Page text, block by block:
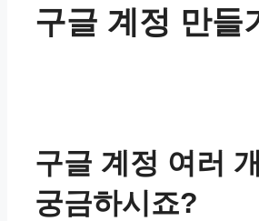
구글 계정 만들
구글 계정 여러
궁금하시죠?